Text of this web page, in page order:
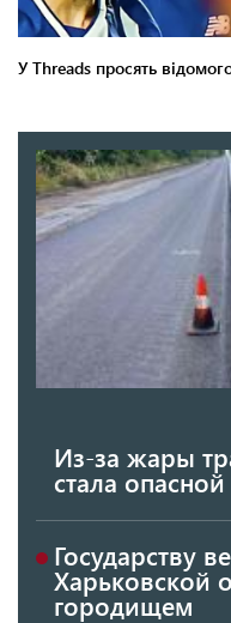
Из-за жары
стала опасной
Государству
Харьковской
городищем